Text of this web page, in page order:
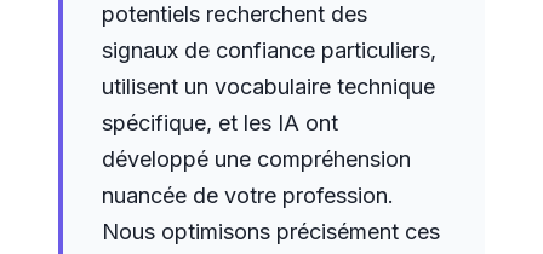
potentiels recherchent des
signaux de confiance particuliers,
utilisent un vocabulaire technique
spécifique, et les IA ont
développé une compréhension
nuancée de votre profession.
Nous optimisons précisément ces